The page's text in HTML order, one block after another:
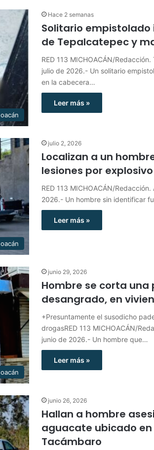
Hace 2 semanas
Solitario
de Tepalcatepec y
RED 113 MICHOACÁN/
julio de 2026.- Un solitario
en la cabecera…
Leer más »
julio 2, 2026
Localizan a un
lesiones por
RED 113 MICHOACÁN/
2026.- Un hombre sin identificar
Leer más »
junio 29, 2026
Hombre se corta una
desangrado, en
+Presuntamente el susodicho
drogasRED 113 MICHOACÁN/
junio de 2026.- Un hombre que…
Leer más »
junio 26, 2026
Hallan a hombre
aguacate ubicado en
Tacámbaro